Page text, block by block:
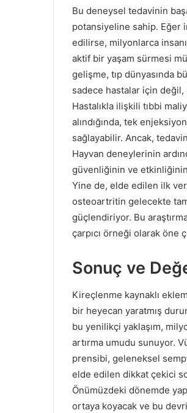
Bu deneysel tedavinin
potansiyeline sahip. Eğer
edilirse, milyonlarca
aktif bir yaşam sürmesi
gelişme, tıp dünyasında
sadece hastalar için değil,
Hastalıkla ilişkili tıbbi
alındığında, tek
sağlayabilir. Ancak,
Hayvan deneylerinin
güvenliğinin ve
Yine de, elde edilen ilk
osteoartritin gelecekte
güçlendiriyor. Bu
çarpıcı örneği olarak öne
Sonuç ve
Kireçlenme kaynaklı
bir heyecan yaratmış
bu yenilikçi yaklaşım,
artırma umudu sunuyor.
prensibi, geleneksel
elde edilen dikkat çekici
Önümüzdeki dönemde
ortaya koyacak ve bu